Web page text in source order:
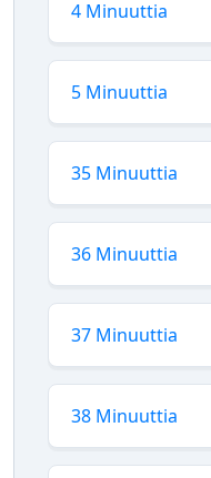
4 Minuuttia
5 Minuuttia
35 Minuuttia
36 Minuuttia
37 Minuuttia
38 Minuuttia